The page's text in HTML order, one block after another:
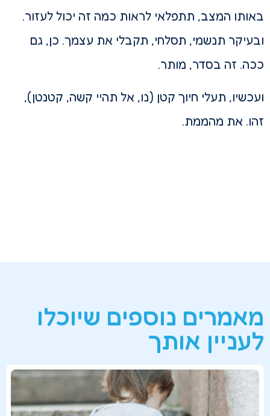
באותו המצב, תתפלאי לראות כמה זה יכול לעזור.
ובעיקר תנשמי, תסלחי, תקבלי את עצמך. כן, גם
ככה. זה בסדר, מותר.
ועכשיו, תעלי חיוך קטן (נו, אל תהיי קשה, קטנטן),
זהו. את מהממת.
מאמרים נוספים שיוכלו
לעניין אותך